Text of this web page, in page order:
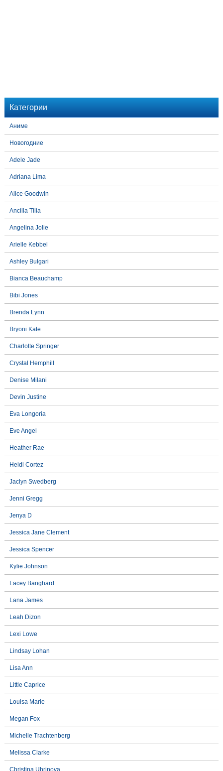
Категории
Аниме
Новогодние
Adele Jade
Adriana Lima
Alice Goodwin
Ancilla Tilia
Angelina Jolie
Arielle Kebbel
Ashley Bulgari
Bianca Beauchamp
Bibi Jones
Brenda Lynn
Bryoni Kate
Charlotte Springer
Crystal Hemphill
Denise Milani
Devin Justine
Eva Longoria
Eve Angel
Heather Rae
Heidi Cortez
Jaclyn Swedberg
Jenni Gregg
Jenya D
Jessica Jane Clement
Jessica Spencer
Kylie Johnson
Lacey Banghard
Lana James
Leah Dizon
Lexi Lowe
Lindsay Lohan
Lisa Ann
Little Caprice
Louisa Marie
Megan Fox
Michelle Trachtenberg
Melissa Clarke
Christina Uhrinova